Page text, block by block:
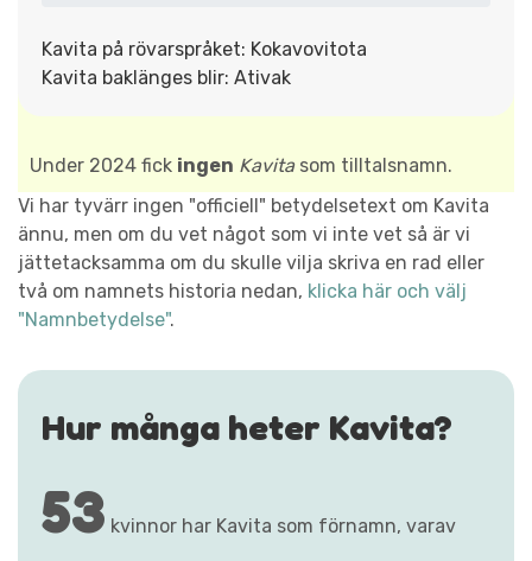
Kavita på rövarspråket: Kokavovitota
Kavita baklänges blir: Ativak
Under 2024 fick ingen Kavitasom tilltalsnamn.
Vi har tyvärr ingen "officiell" betydelsetext om Kavita
ännu, men om du vet något som vi inte vet så är vi
jättetacksamma om du skulle vilja skriva en rad eller
två om namnets historia nedan, klicka här och välj
"Namnbetydelse".
Hur många heter Kavita?
53 kvinnor har Kavita som förnamn, varav